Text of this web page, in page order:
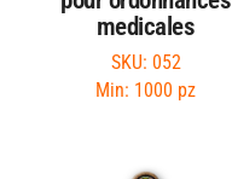
medicales
SKU: 052
Min: 1000 pz